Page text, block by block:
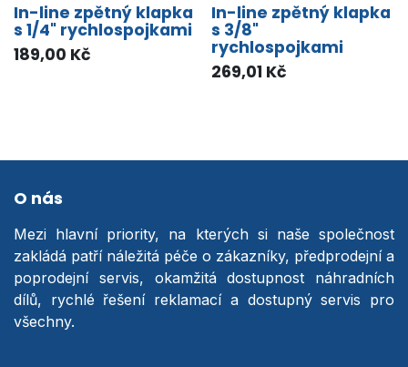
In-line zpětný klapka
s 1/4" rychlospojkami
189,00 Kč
In-line zpětný klapka
s 3/8"
rychlospojkami
269,01 Kč
O nás
Mezi hlavní priority, na kterých si naše společnost
zakládá patří náležitá péče o zákazníky, předprodejní a
poprodejní servis, okamžitá dostupnost náhradních
dílů, rychlé řešení reklamací a dostupný servis pro
všechny.